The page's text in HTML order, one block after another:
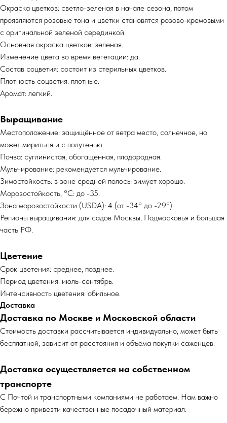
Окраска цветков: светло-зеленая в начале сезона, потом
проявляются розовые тона и цветки становятся розово-кремовыми
с оригинальной зеленой серединкой.
Основная окраска цветков: зеленая.
Изменение цвета во время вегетации: да.
Состав соцветия: состоит из стерильных цветков.
Плотность соцветия: плотные.
Аромат: легкий.
Выращивание
Местоположение: защищённое от ветра место, солнечное, но
может мириться и с полутенью.
Почва: суглинистая, обогащенная, плодородная.
Мульчирование: рекомендуется мульчирование.
Зимостойкость: в зоне средней полосы зимует хорошо.
Морозостойкость, °C: до -35.
Зона морозостойкости (USDA): 4 (от -34° до -29°).
Регионы выращивания: для садов Москвы, Подмосковья и большая
часть РФ.
Цветение
Срок цветения: среднее, позднее.
Период цветения: июль-сентябрь.
Интенсивность цветения: обильное.
Доставка
Доставка по Москве и Московской области
Cтоимость доставки рассчитывается индивидуально, может быть
бесплатной, зависит от расстояния и объёма покупки саженцев.
Доставка осуществляется на собственном
транспорте
С Почтой и транспортными компаниями не работаем. Нам важно
бережно привезти качественные посадочный материал.